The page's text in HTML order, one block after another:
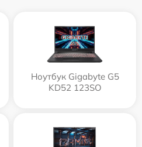
Ноутбук Gigabyte G5
KD52 123SO